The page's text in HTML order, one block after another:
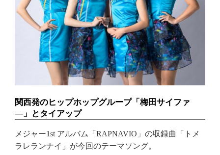
関西発のヒップホップグループ「梅田サイファ
―」とタイアップ
メジャー1st アルバム「RAPNAVIO」の収録曲「トメ
ラレランナイ」が今回のテーマソング。